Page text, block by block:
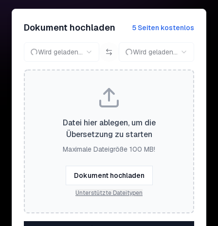
Dokument hochladen 5 Seiten kostenlos
Wird geladen... Wird geladen...
Datei hier ablegen, um die
Übersetzung zu starten
Maximale Dateigröße 100 MB!
Dokument hochladen
Unterstützte Dateitypen